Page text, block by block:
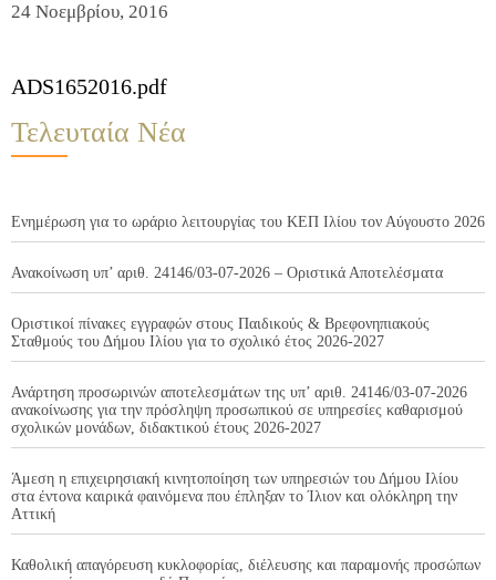
24 Νοεμβρίου, 2016
ADS1652016.pdf
Τελευταία Νέα
Ενημέρωση για το ωράριο λειτουργίας του ΚΕΠ Ιλίου τον Αύγουστο 2026
Ανακοίνωση υπ’ αριθ. 24146/03-07-2026 – Οριστικά Αποτελέσματα
Οριστικοί πίνακες εγγραφών στους Παιδικούς & Βρεφονηπιακούς
Σταθμούς του Δήμου Ιλίου για το σχολικό έτος 2026-2027
Ανάρτηση προσωρινών αποτελεσμάτων της υπ’ αριθ. 24146/03-07-2026
ανακοίνωσης για την πρόσληψη προσωπικού σε υπηρεσίες καθαρισμού
σχολικών μονάδων, διδακτικού έτους 2026-2027
Άμεση η επιχειρησιακή κινητοποίηση των υπηρεσιών του Δήμου Ιλίου
στα έντονα καιρικά φαινόμενα που έπληξαν το Ίλιον και ολόκληρη την
Αττική
Καθολική απαγόρευση κυκλοφορίας, διέλευσης και παραμονής προσώπων